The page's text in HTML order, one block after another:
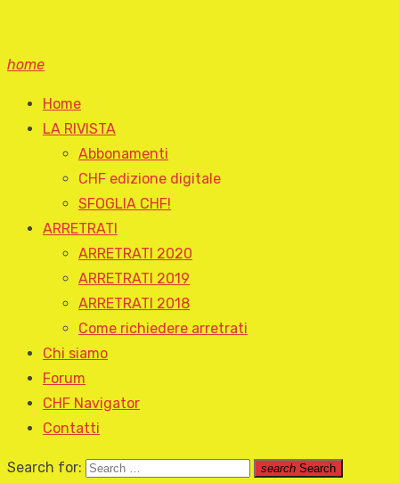
home
Home
LA RIVISTA
Abbonamenti
CHF edizione digitale
SFOGLIA CHF!
ARRETRATI
ARRETRATI 2020
ARRETRATI 2019
ARRETRATI 2018
Come richiedere arretrati
Chi siamo
Forum
CHF Navigator
Contatti
Search for: search Search